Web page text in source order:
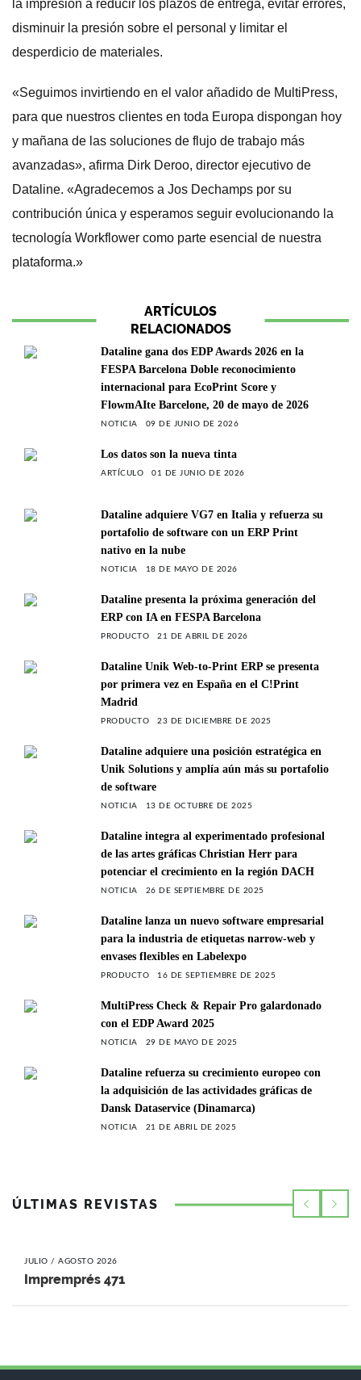
la impresión a reducir los plazos de entrega, evitar errores,
disminuir la presión sobre el personal y limitar el
desperdicio de materiales.
«Seguimos invirtiendo en el valor añadido de MultiPress,
para que nuestros clientes en toda Europa dispongan hoy
y mañana de las soluciones de flujo de trabajo más
avanzadas», afirma Dirk Deroo, director ejecutivo de
Dataline. «Agradecemos a Jos Dechamps por su
contribución única y esperamos seguir evolucionando la
tecnología Workflower como parte esencial de nuestra
plataforma.»
ARTÍCULOS
RELACIONADOS
Dataline gana dos EDP Awards 2026 en la
FESPA Barcelona Doble reconocimiento
internacional para EcoPrint Score y
FlowmAIte Barcelone, 20 de mayo de 2026
NOTICIA 09 DE JUNIO DE 2026
Los datos son la nueva tinta
ARTÍCULO 01 DE JUNIO DE 2026
Dataline adquiere VG7 en Italia y refuerza su
portafolio de software con un ERP Print
nativo en la nube
NOTICIA 18 DE MAYO DE 2026
Dataline presenta la próxima generación del
ERP con IA en FESPA Barcelona
PRODUCTO 21 DE ABRIL DE 2026
Dataline Unik Web-to-Print ERP se presenta
por primera vez en España en el C!Print
Madrid
PRODUCTO 23 DE DICIEMBRE DE 2025
Dataline adquiere una posición estratégica en
Unik Solutions y amplía aún más su portafolio
de software
NOTICIA 13 DE OCTUBRE DE 2025
Dataline integra al experimentado profesional
de las artes gráficas Christian Herr para
potenciar el crecimiento en la región DACH
NOTICIA 26 DE SEPTIEMBRE DE 2025
Dataline lanza un nuevo software empresarial
para la industria de etiquetas narrow-web y
envases flexibles en Labelexpo
PRODUCTO 16 DE SEPTIEMBRE DE 2025
MultiPress Check & Repair Pro galardonado
con el EDP Award 2025
NOTICIA 29 DE MAYO DE 2025
Dataline refuerza su crecimiento europeo con
la adquisición de las actividades gráficas de
Dansk Dataservice (Dinamarca)
NOTICIA 21 DE ABRIL DE 2025
ÚLTIMAS REVISTAS
JULIO / AGOSTO 2026
Impremprés 471